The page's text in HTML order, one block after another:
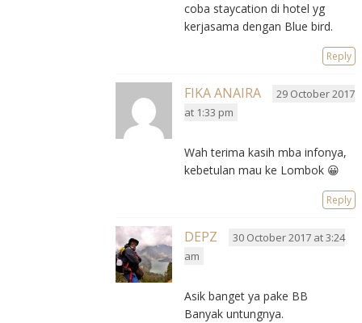
coba staycation di hotel yg
kerjasama dengan Blue bird.
Reply
FIKA ANAIRA
29 October 2017
at 1:33 pm
Wah terima kasih mba infonya,
kebetulan mau ke Lombok 😀
Reply
DEPZ
30 October 2017 at 3:24
am
Asik banget ya pake BB
Banyak untungnya.